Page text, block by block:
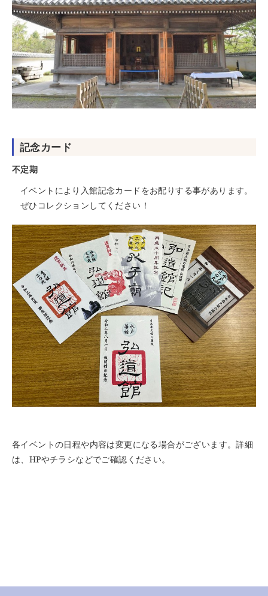
記念カード
不定期
イベントにより入館記念カードをお配りする事があります。
ぜひコレクションしてください！
各イベントの日程や内容は変更になる場合がございます。詳細
は、HPやチラシなどでご確認ください。